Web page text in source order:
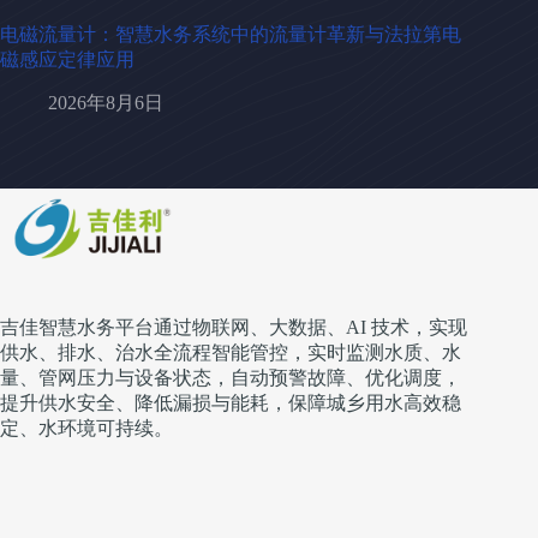
电磁流量计：智慧水务系统中的流量计革新与法拉第电
磁感应定律应用
2026年8月6日
吉佳智慧水务平台通过物联网、大数据、AI 技术，实现
供水、排水、治水全流程智能管控，实时监测水质、水
量、管网压力与设备状态，自动预警故障、优化调度，
提升供水安全、降低漏损与能耗，保障城乡用水高效稳
定、水环境可持续。